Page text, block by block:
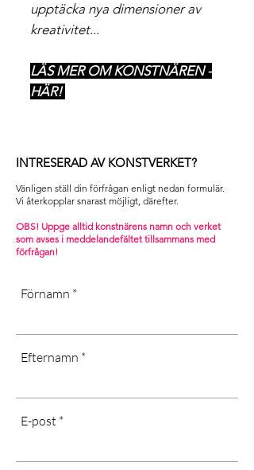
upptäcka nya dimensioner av
kreativitet...
LÄS MER OM KONSTNÄREN -
HÄR!
INTRESERAD AV KONSTVERKET?
Vänligen ställ din förfrågan enligt nedan formulär.
Vi återkopplar snarast möjligt, därefter. ​
OBS! Uppge alltid konstnärens namn och verket
som avses i meddelandefältet tillsammans med
förfrågan!
Förnamn
Efternamn
E-post